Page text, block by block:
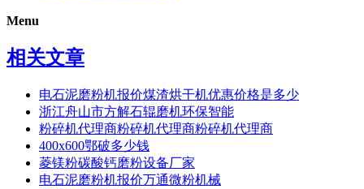
Menu
相关文章
电石泥磨粉机报价煤渣烘干机优惠价格是多少
浙江舟山市方解石辊磨机环保智能
粉碎机代理商粉碎机代理商粉碎机代理商
400x600鄂破多少钱
菱镁粉碳酸钙磨粉设备厂家
电石泥磨粉机报价万通微粉机械